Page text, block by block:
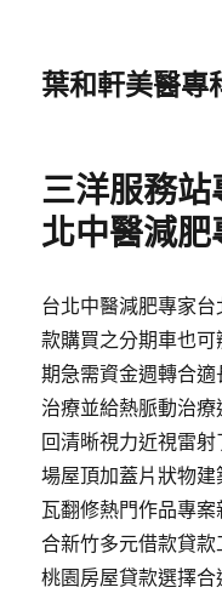
葉和軒美醫專
三洋服務
北中醫減
台北中醫減肥專家
款購買之分期車也
期急需資金週轉合
治療並給熱脈動治
回清晰視力近視雷
場屋頂加蓋片狀物
瓦翻修熱門作品專
合新竹多元借款貸
桃園房屋貸款選擇